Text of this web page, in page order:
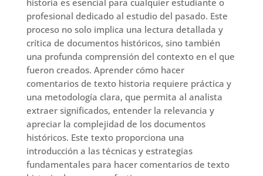
profesional dedicado al estudio del pasado. Este
proceso no solo implica una lectura detallada y
crítica de documentos históricos, sino también
una profunda comprensión del contexto en el que
fueron creados. Aprender cómo hacer
comentarios de texto historia requiere práctica y
una metodología clara, que permita al analista
extraer significados, entender la relevancia y
apreciar la complejidad de los documentos
históricos. Este texto proporciona una
introducción a las técnicas y estrategias
fundamentales para hacer comentarios de texto